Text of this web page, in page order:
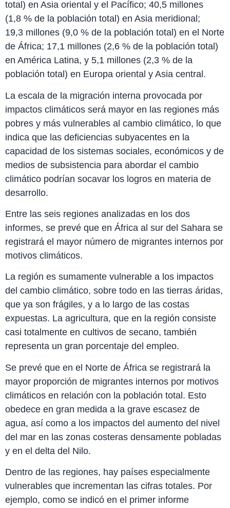
total) en Asia oriental y el Pacífico; 40,5 millones
(1,8 % de la población total) en Asia meridional;
19,3 millones (9,0 % de la población total) en el Norte
de África; 17,1 millones (2,6 % de la población total)
en América Latina, y 5,1 millones (2,3 % de la
población total) en Europa oriental y Asia central.
La escala de la migración interna provocada por
impactos climáticos será mayor en las regiones más
pobres y más vulnerables al cambio climático, lo que
indica que las deficiencias subyacentes en la
capacidad de los sistemas sociales, económicos y de
medios de subsistencia para abordar el cambio
climático podrían socavar los logros en materia de
desarrollo.
Entre las seis regiones analizadas en los dos
informes, se prevé que en África al sur del Sahara se
registrará el mayor número de migrantes internos por
motivos climáticos.
La región es sumamente vulnerable a los impactos
del cambio climático, sobre todo en las tierras áridas,
que ya son frágiles, y a lo largo de las costas
expuestas. La agricultura, que en la región consiste
casi totalmente en cultivos de secano, también
representa un gran porcentaje del empleo.
Se prevé que en el Norte de África se registrará la
mayor proporción de migrantes internos por motivos
climáticos en relación con la población total. Esto
obedece en gran medida a la grave escasez de
agua, así como a los impactos del aumento del nivel
del mar en las zonas costeras densamente pobladas
y en el delta del Nilo.
Dentro de las regiones, hay países especialmente
vulnerables que incrementan las cifras totales. Por
ejemplo, como se indicó en el primer informe